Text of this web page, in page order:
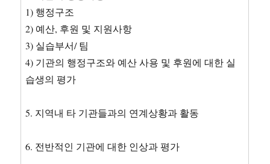
1) 행정구조
2) 예산, 후원 및 지원사항
3) 실습부서/ 팀
4) 기관의 행정구조와 예산 사용 및 후원에 대한 실
습생의 평가
5. 지역내 타 기관들과의 연계상황과 활동
6. 전반적인 기관에 대한 인상과 평가